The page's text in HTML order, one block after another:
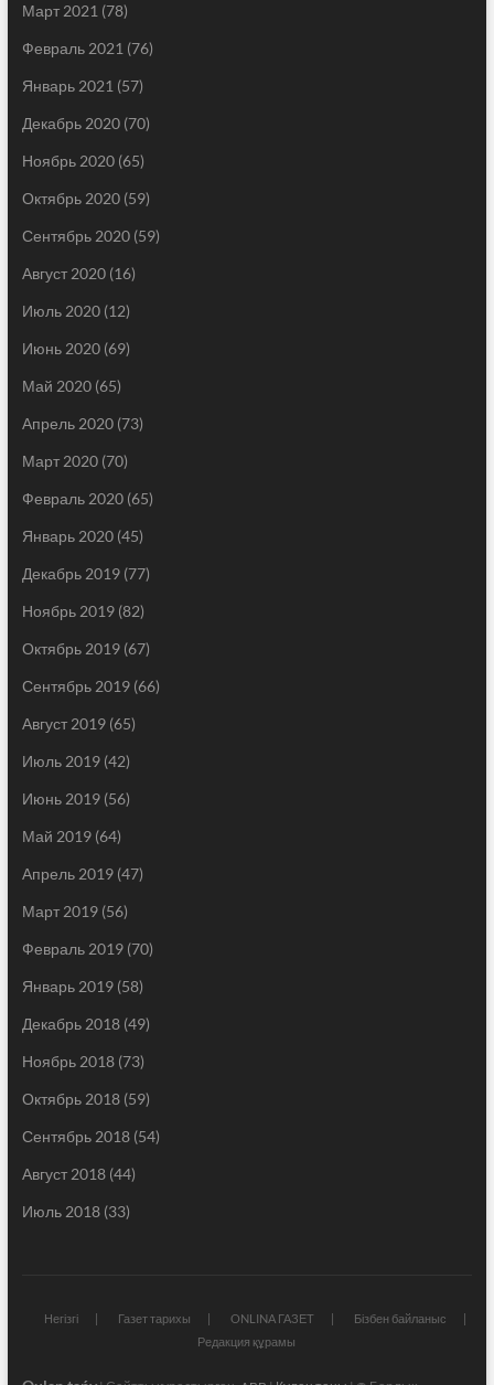
Март 2021 (78)
Февраль 2021 (76)
Январь 2021 (57)
Декабрь 2020(70)
Ноябрь 2020(65)
Октябрь 2020(59)
Сентябрь 2020(59)
Август 2020(16)
Июль 2020(12)
Июнь 2020(69)
Май 2020(65)
Апрель 2020(73)
Март 2020(70)
Февраль 2020(65)
Январь 2020(45)
Декабрь 2019(77)
Ноябрь 2019(82)
Октябрь 2019(67)
Сентябрь 2019(66)
Август 2019(65)
Июль 2019(42)
Июнь 2019(56)
Май 2019(64)
Апрель 2019(47)
Март 2019(56)
Февраль 2019(70)
Январь 2019(58)
Декабрь 2018(49)
Ноябрь 2018(73)
Октябрь 2018(59)
Сентябрь 2018(54)
Август 2018(44)
Июль 2018(33)
Негізгі Газет тарихы ONLINA ГАЗЕТ
Бізбен байланыс
Редакция құрамы